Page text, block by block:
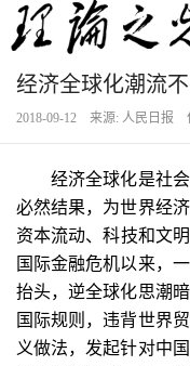
经济全球化潮流
2018-09-12 来源: 人民日报
经济全球化是社会
必然结果，为世界经
资本流动、科技和文
国际金融危机以来，
抬头，逆全球化思潮
国际规则，违背世界
义做法，发起针对中